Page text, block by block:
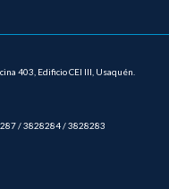
403, Edificio CEI III, Usaquén.
/ 3828284 / 3828283